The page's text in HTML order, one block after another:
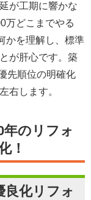
が工期に響かな
万どこまでやる
を理解し、 標準
が肝心です。築
先順位の明確化
右します。
のリフォ
！
良化リフォ